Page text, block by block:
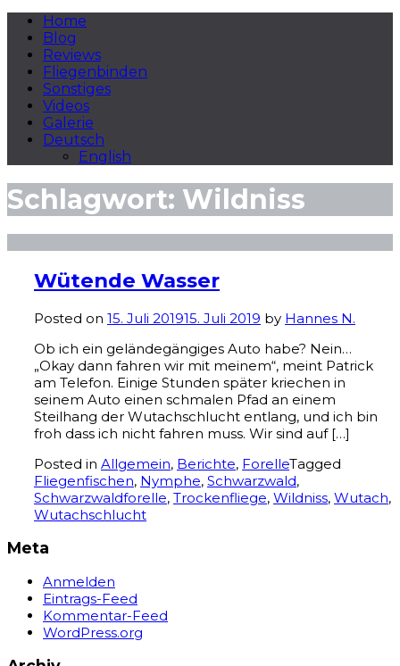
Home
Blog
Reviews
Fliegenbinden
Sonstiges
Videos
Galerie
Deutsch
English
Schlagwort: Wildniss
Wütende Wasser
Posted on 15. Juli 201915. Juli 2019 by Hannes N.
Ob ich ein geländegängiges Auto habe? Nein…
„Okay dann fahren wir mit meinem“, meint Patrick
am Telefon. Einige Stunden später kriechen in
seinem Auto einen schmalen Pfad an einem
Steilhang der Wutachschlucht entlang, und ich bin
froh dass ich nicht fahren muss. Wir sind auf […]
Posted in Allgemein, Berichte, ForelleTagged
Fliegenfischen, Nymphe, Schwarzwald,
Schwarzwaldforelle, Trockenfliege, Wildniss, Wutach,
Wutachschlucht
Meta
Anmelden
Eintrags-Feed
Kommentar-Feed
WordPress.org